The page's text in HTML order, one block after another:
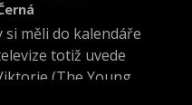
měli do kalendáře
totiž uvede
(The Young